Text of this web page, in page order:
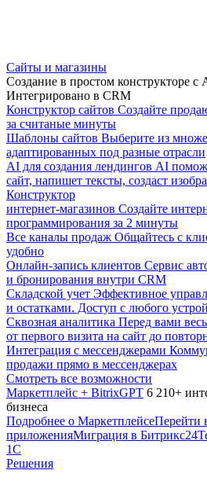
Сайты и магазины
Создание в простом конструкторе
Интегрировано в CRM
Конструктор сайтов Создайте
за считаные минуты
Шаблоны сайтов Выберите из
адаптированных под разные отрасли
AI для создания лендингов AI
сайт, напишет тексты, создаст
Конструктор
интернет-магазинов Создайте
программирования за 2 минуты
Все каналы продаж Общайтесь с
удобно
Онлайн-запись клиентов Сервис
и бронирования внутри CRM
Складской учет Эффективное
и остатками. Доступ с любого
Сквозная аналитика Перед вами
от первого визита на сайт до
Интеграция с мессенджерами
продажи прямо в мессенджерах
Смотреть все возможности
Маркетплейс + BitrixGPT 6 210+
бизнеса
Подробнее о МаркетплейсеПерейти
приложенияМиграция в Битрикс24
1С
Решения